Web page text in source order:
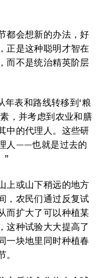
都会想新的办法，好
正是这种聪明才智在
而不是统治精英阶层
年表和路线转移到‘粮
，并考虑到农业和膳
中的代理人。这些研
人——也就是过去的
”
上或山下稍远的地方
，农民们通过反复试
而扩大了可以种植某
这种试验大大提高了
一块地里同时种植春